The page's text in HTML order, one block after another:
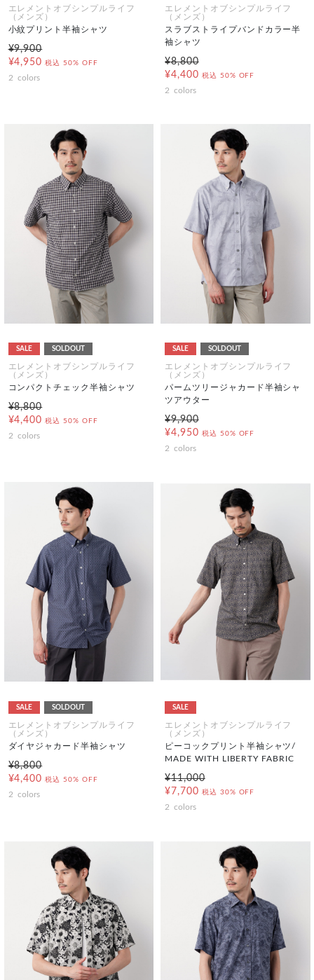
エレメントオブシンプルライフ
（メンズ）
小紋プリント半袖シャツ
¥9,900
¥4,950 税込 50% OFF
2 colors
エレメントオブシンプルライフ
（メンズ）
スラブストライプバンドカラー半
袖シャツ
¥8,800
¥4,400 税込 50% OFF
2 colors
SALE SOLDOUT
エレメントオブシンプルライフ
（メンズ）
コンパクトチェック半袖シャツ
¥8,800
¥4,400 税込 50% OFF
2 colors
SALE SOLDOUT
エレメントオブシンプルライフ
（メンズ）
パームツリージャカード半袖シャ
ツアウター
¥9,900
¥4,950 税込 50% OFF
2 colors
SALE SOLDOUT
エレメントオブシンプルライフ
（メンズ）
ダイヤジャカード半袖シャツ
¥8,800
¥4,400 税込 50% OFF
2 colors
SALE
エレメントオブシンプルライフ
（メンズ）
ピーコックプリント半袖シャツ/
MADE WITH LIBERTY FABRIC
¥11,000
¥7,700 税込 30% OFF
2 colors